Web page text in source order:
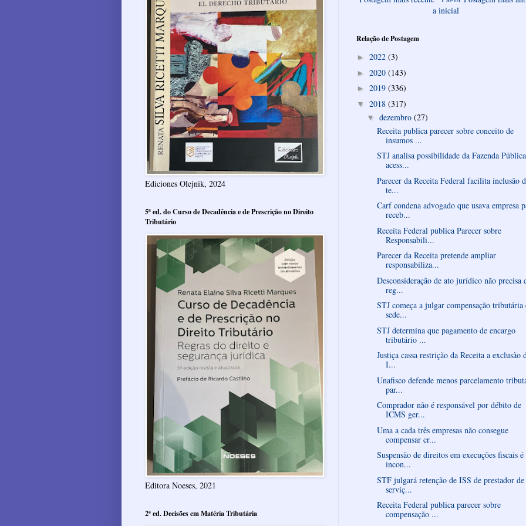
a inicial
Relação de Postagem
► 2022 (3)
► 2020 (143)
► 2019 (336)
▼ 2018 (317)
▼ dezembro (27)
Receita publica parecer sobre conceito de
insumos ...
STJ analisa possibilidade da Fazenda Pública
acess...
Parecer da Receita Federal facilita inclusão
te...
Carf condena advogado que usava empresa
receb...
Receita Federal publica Parecer sobre
Responsabili...
Parecer da Receita pretende ampliar
responsabiliza...
Desconsideração de ato jurídico não precisa
reg...
STJ começa a julgar compensação tributária
sede...
STJ determina que pagamento de encargo
tributário ...
Justiça cassa restrição da Receita a exclusão
I...
Unafisco defende menos parcelamento
par...
Comprador não é responsável por débito de
ICMS ger...
Uma a cada três empresas não consegue
compensar cr...
Suspensão de direitos em execuções fiscais é
incon...
STF julgará retenção de ISS de prestador de
serviç...
Receita Federal publica parecer sobre
compensação ...
Ediciones Olejnik, 2024
5ª ed. do Curso de Decadência e de Prescrição no Direito
Tributário
Editora Noeses, 2021
2ª ed. Decisões em Matéria Tributária